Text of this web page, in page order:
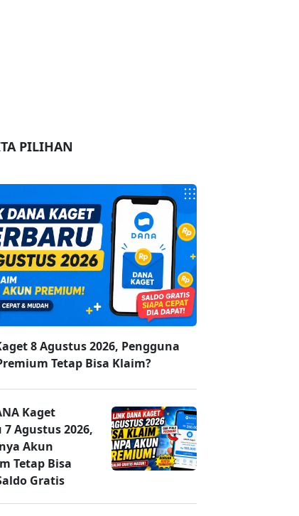
PILIHAN
8 Agustus 2026, Pengguna
Tetap Bisa Klaim?
Kaget
7 Agustus 2026,
Akun
Tetap Bisa
Gratis